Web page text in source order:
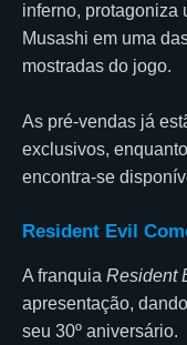
inferno, protagoniza
Musashi em uma
mostradas do jogo.
As pré-vendas já
exclusivos,
encontra-se
Resident Evil
A franquia Resident
apresentação,
seu 30º aniversário.